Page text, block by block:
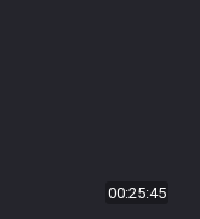
00:25:45